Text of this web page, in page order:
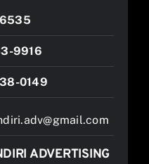
9916
0149
ADVERTISING